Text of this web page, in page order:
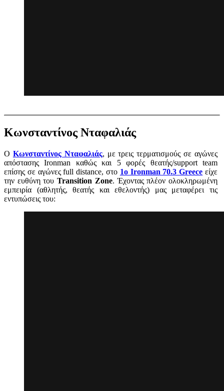
Κωνσταντίνος Νταφαλιάς
Ο Κωνσταντίνος Νταφαλιάς, με τρεις τερματισμούς σε αγώνες
απόστασης Ironman καθώς και 5 φορές θεατής/support team
επίσης σε αγώνες full distance, στο 1ο Ironman 70.3 Greece είχε
την ευθύνη τουTransition Zone. Έχοντας πλέον ολοκληρωμένη
εμπειρία (αθλητής, θεατής και εθελοντής) μας μεταφέρει τις
εντυπώσεις του: